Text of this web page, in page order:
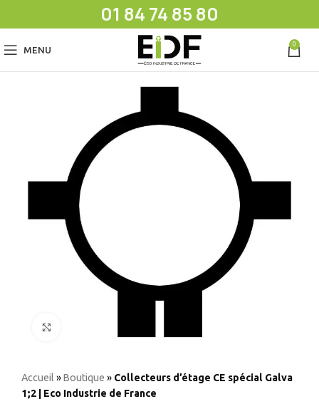
01 84 74 85 80
MENU
0
Accueil »Boutique » Collecteurs d’étage CE spécial Galva
1;2 | Eco Industrie de France